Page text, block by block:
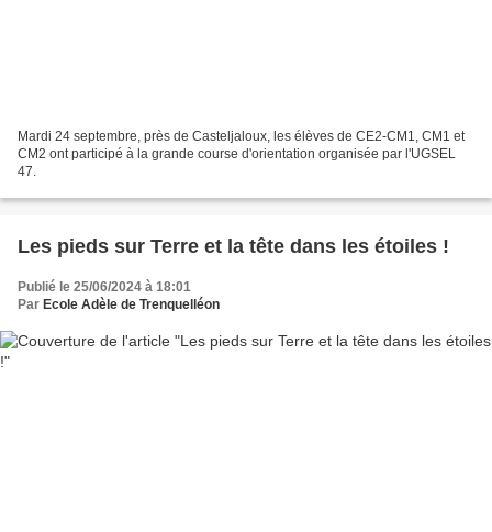
Mardi 24 septembre, près de Casteljaloux, les élèves de CE2-CM1, CM1 et
CM2 ont participé à la grande course d'orientation organisée par l'UGSEL
47.
Les pieds sur Terre et la tête dans les étoiles !
Publié le 25/06/2024 à 18:01
Par Ecole Adèle de Trenquelléon